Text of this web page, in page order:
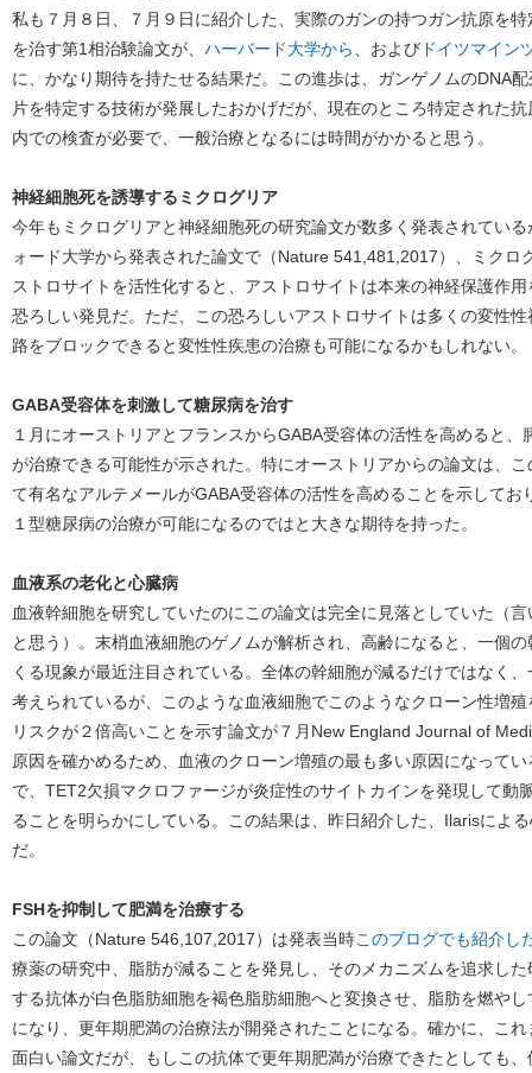
私も７月８日、７月９日に紹介した、実際のガンの持つガン抗原を
を治す第1相治験論文が、 ハーバード大学から 、および ドイツマイン
に、かなり期待を持たせる結果だ。この進歩は、ガンゲノムのDNA
片を特定する技術が発展したおかげだが、現在のところ特定された
内での検査が必要で、一般治療となるには時間がかかると思う。
神経細胞死を誘導するミクログリア
今年もミクログリアと神経細胞死の研究論文が数多く発表されてい
ォード大学から発表された論文で（Nature 541,481,2017）、ミク
ストロサイトを活性化すると、アストロサイトは本来の神経保護作
恐ろしい発見だ。ただ、この恐ろしいアストロサイトは多くの変性
路をブロックできると変性性疾患の治療も可能になるかもしれない。
GABA受容体を刺激して糖尿病を治す
１月にオーストリアとフランスからGABA受容体の活性を高めると
が治療できる可能性が示された。特にオーストリアからの論文は、
て有名なアルテメールがGABA受容体の活性を高めることを示してお
１型糖尿病の治療が可能になるのではと大きな期待を持った。
血液系の老化と心臓病
血液幹細胞を研究していたのにこの論文は完全に見落としていた（
と思う）。末梢血液細胞のゲノムが解析され、高齢になると、一個
くる現象が最近注目されている。全体の幹細胞が減るだけではなく
考えられているが、このような血液細胞でこのようなクローン性増
リスクが２倍高いことを示す論文が７月New England Journal of
原因を確かめるため、血液のクローン増殖の最も多い原因になって
で、TET2欠損マクロファージが炎症性のサイトカインを発現して動
ることを明らかにしている。この結果は、昨日紹介した、Ilarisによ
だ。
FSHを抑制して肥満を治療する
この論文（Nature 546,107,2017）は発表当時このブログでも紹介し
療薬の研究中、脂肪が減ることを発見し、そのメカニズムを追求し
する抗体が白色脂肪細胞を褐色脂肪細胞へと変換させ、脂肪を燃や
になり、更年期肥満の治療法が開発されたことになる。確かに、こ
面白い論文だが、もしこの抗体で更年期肥満が治療できたとしても